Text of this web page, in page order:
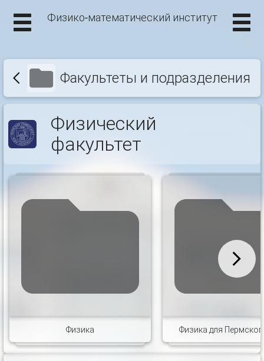
Физико-математический институт
Факультеты и подразделения
Физический
факультет
Физика Физика для